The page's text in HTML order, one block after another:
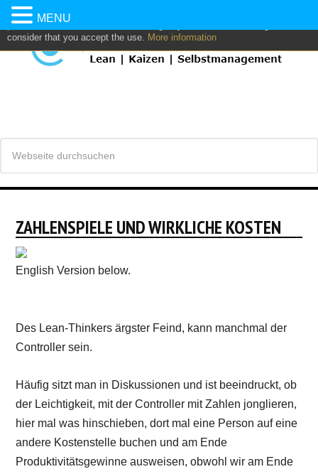
This website uses own and/or third parties cookies to: analyze,
personalize content and/or advertising. If you continue browsing, we
consider that you accept the use. More information
ZAHLENSPIELE UND WIRKLICHE KOSTEN
English Version below.
Des Lean-Thinkers ärgster Feind, kann manchmal der
Controller sein.
Häufig sitzt man in Diskussionen und ist beeindruckt, ob
der Leichtigkeit, mit der Controller mit Zahlen jonglieren,
hier mal was hinschieben, dort mal eine Person auf eine
andere Kostenstelle buchen und am Ende
Produktivitätsgewinne ausweisen, obwohl wir am Ende
MENU